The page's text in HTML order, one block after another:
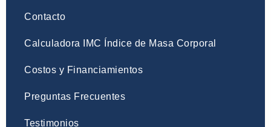
Contacto
Calculadora IMC Índice de Masa Corporal
Costos y Financiamientos
Preguntas Frecuentes
Testimonios